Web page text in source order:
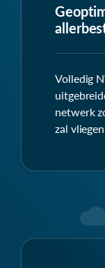
Volledig
netwerk
zal